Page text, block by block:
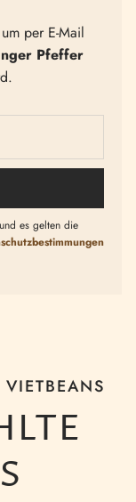
per E-Mail
Pfeffer
es gelten die